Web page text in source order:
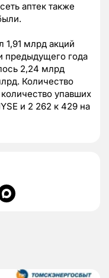
аптек также
1,91 млрд акций
предыдущего года
2,24 млрд
Количество
упавших
и 2 262 к 429 на